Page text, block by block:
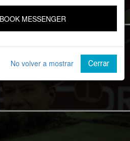
LLEVA 6 MESES AL ALZA;
CRECE 15.2 %
MESSENGER
No volver a mostrar Cerrar